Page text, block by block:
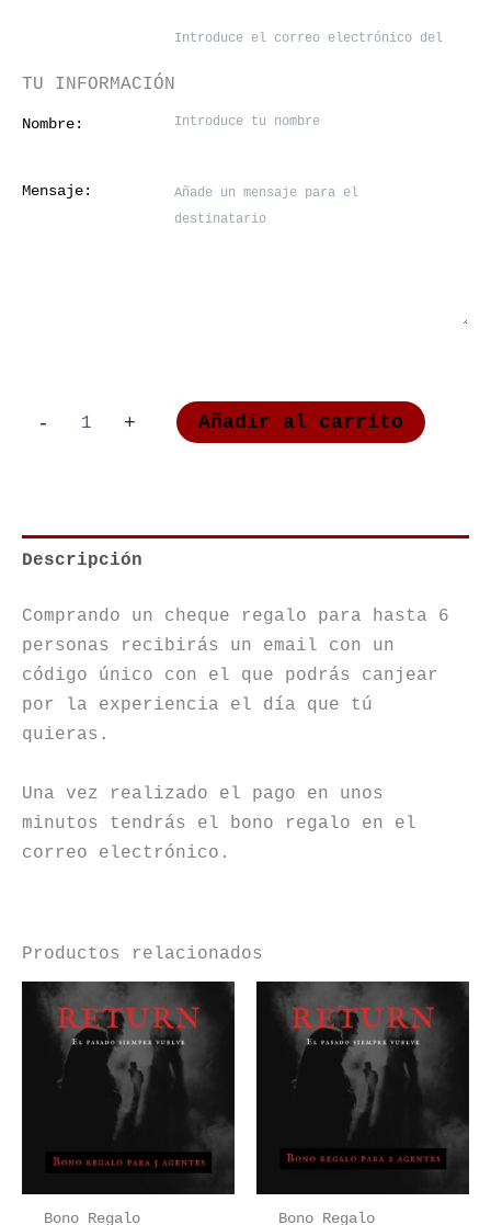
TU INFORMACIÓN
Nombre:
Mensaje:
-
cantidad
+ Añadir al carrito
Descripción
Comprando un cheque regalo para hasta 6
personas recibirás un email con un
código único con el que podrás canjear
por la experiencia el día que tú
quieras.
Una vez realizado el pago en unos
minutos tendrás el bono regalo en el
correo electrónico.
Productos relacionados
Bono Regalo Bono Regalo